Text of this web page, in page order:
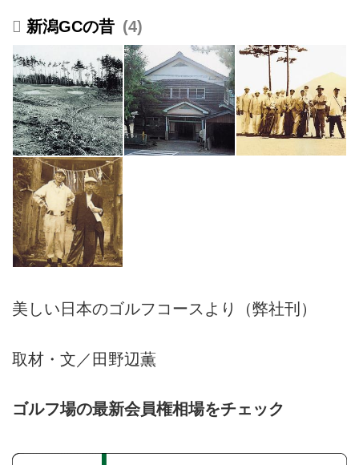
新潟GCの昔 4
美しい日本のゴルフコースより（弊社刊）
取材・文／田野辺薫
ゴルフ場の最新会員権相場をチェック